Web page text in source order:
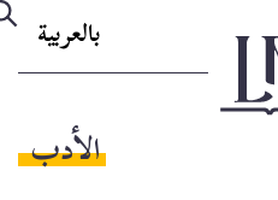
بالعربية
الأدب